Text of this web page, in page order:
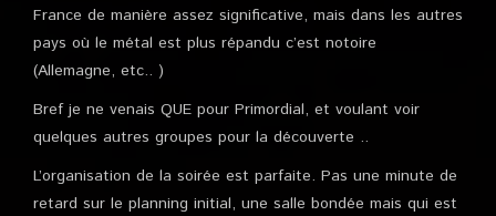
France de manière assez significative, mais dans les autres
pays où le métal est plus répandu c’est notoire
(Allemagne, etc.. )
Bref je ne venais QUE pour Primordial, et voulant voir
quelques autres groupes pour la découverte ..
L’organisation de la soirée est parfaite. Pas une minute de
retard sur le planning initial, une salle bondée mais qui est